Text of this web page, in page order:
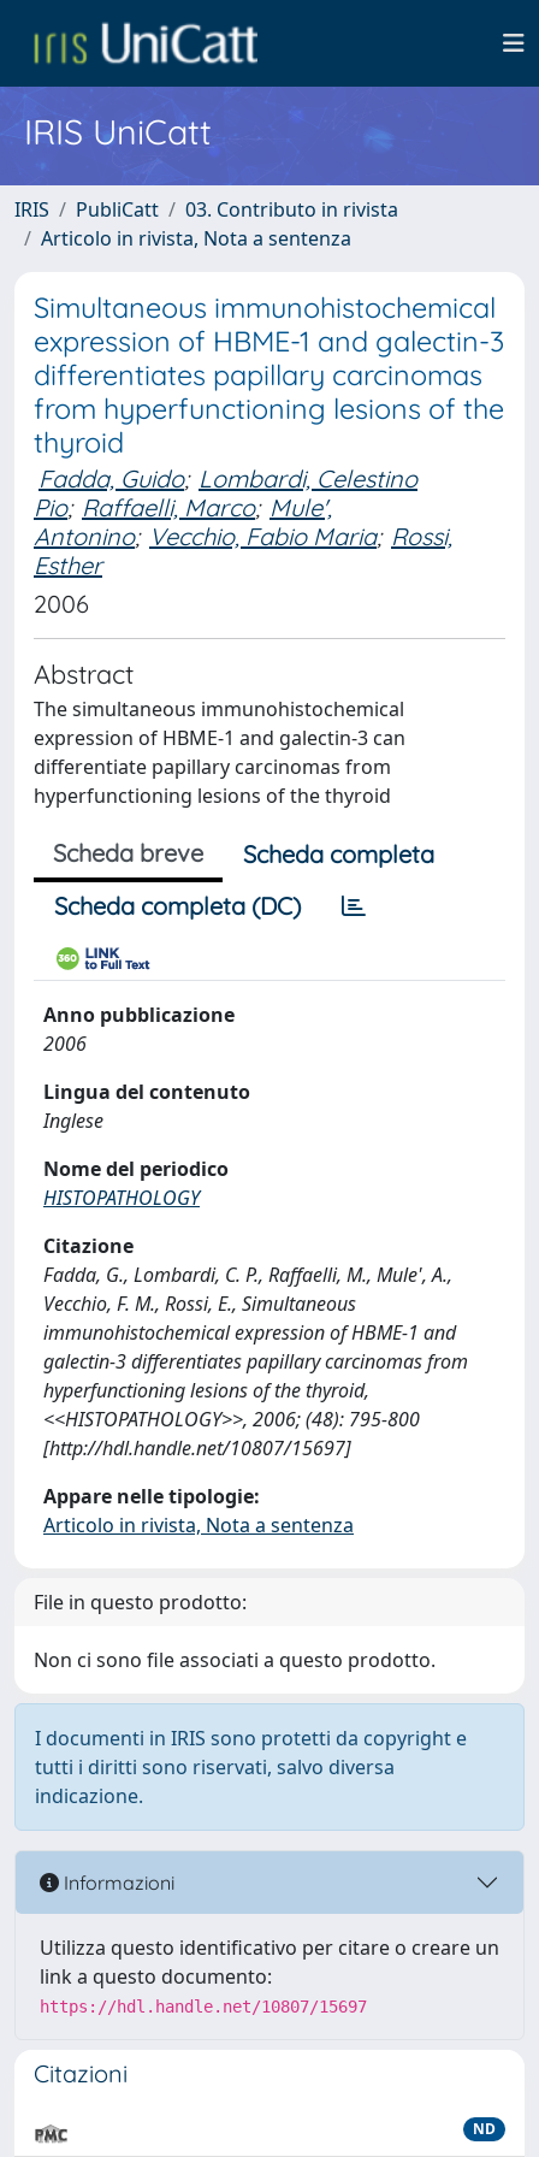
IRIS UniCatt
IRIS PubliCatt
03. Contributo in rivista
Articolo in rivista, Nota a sentenza
Simultaneous immunohistochemical
expression of HBME-1 and galectin-3
differentiates papillary carcinomas
from hyperfunctioning lesions of the
thyroid
Fadda, Guido; Lombardi, Celestino
Pio; Raffaelli, Marco; Mule',
Antonino; Vecchio, Fabio Maria; Rossi,
Esther
2006
Abstract
The simultaneous immunohistochemical
expression of HBME-1 and galectin-3 can
differentiate papillary carcinomas from
hyperfunctioning lesions of the thyroid
Scheda breve
Scheda completa
Scheda completa (DC)
Anno pubblicazione
2006
Lingua del contenuto
Inglese
Nome del periodico
HISTOPATHOLOGY
Citazione
Fadda, G., Lombardi, C. P., Raffaelli, M., Mule', A.,
Vecchio, F. M., Rossi, E., Simultaneous
immunohistochemical expression of HBME-1 and
galectin-3 differentiates papillary carcinomas from
hyperfunctioning lesions of the thyroid,
<<HISTOPATHOLOGY>>, 2006; (48): 795-800
[http://hdl.handle.net/10807/15697]
Appare nelle tipologie:
Articolo in rivista, Nota a sentenza
File in questo prodotto:
Non ci sono file associati a questo prodotto.
I documenti in IRIS sono protetti da copyright e
tutti i diritti sono riservati, salvo diversa
indicazione.
Informazioni
Utilizza questo identificativo per citare o creare un
link a questo documento:
https://hdl.handle.net/10807/15697
Citazioni
ND